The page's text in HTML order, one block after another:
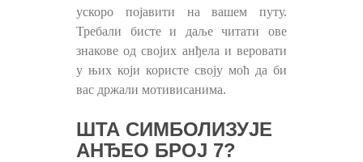
ускоро појавити на вашем путу.
Требали бисте и даље читати ове
знакове од својих анђела и веровати
у њих који користе своју моћ да би
вас држали мотивисанима.
ШТА СИМБОЛИЗУЈЕ
АНЂЕО БРОЈ 7?